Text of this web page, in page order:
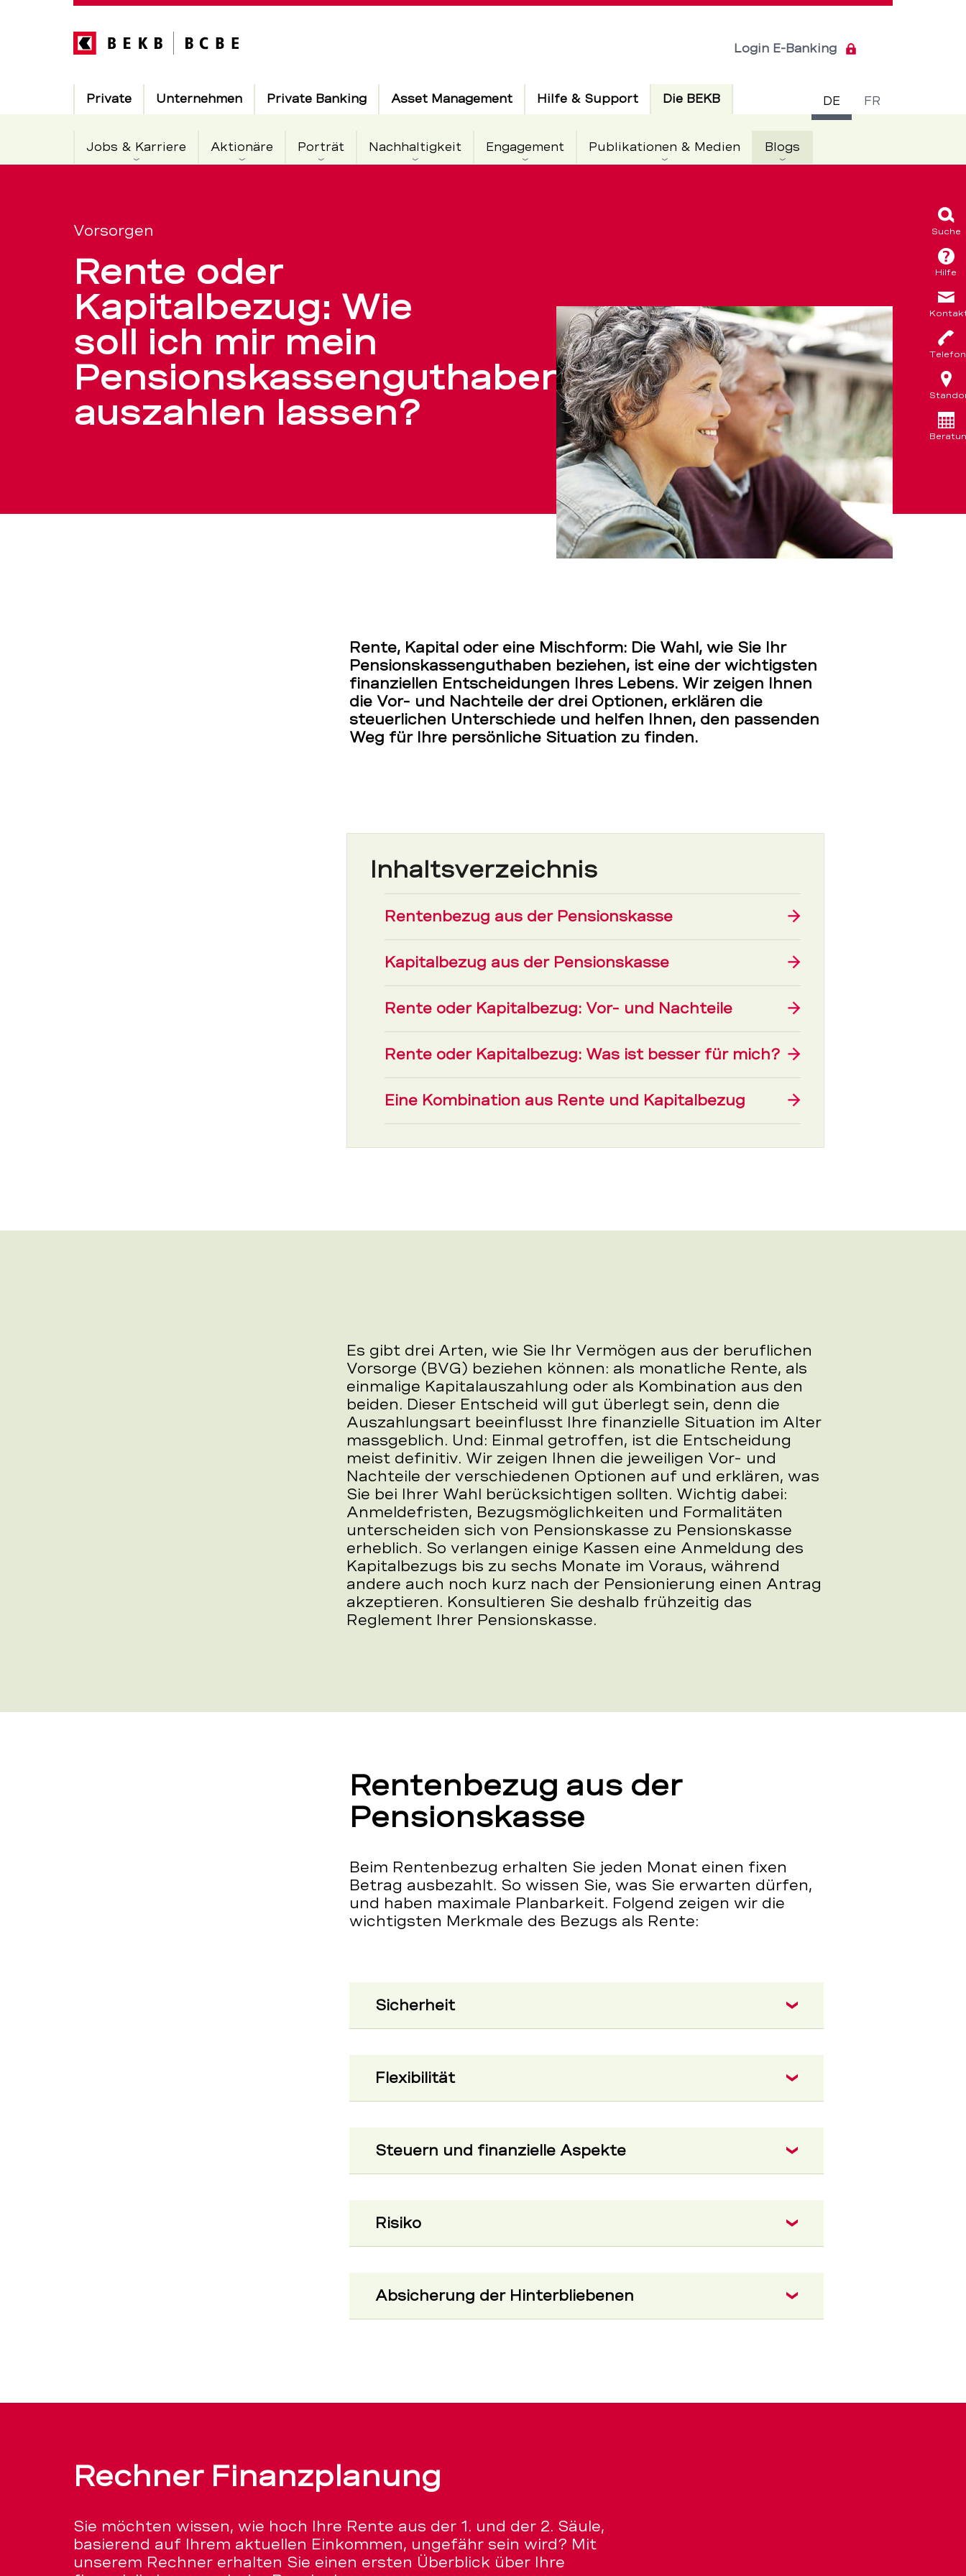
oder
Kapitalbezug:
Was
passt
mir?
DE FR
Login E-Banking
Hauptnavigation
Private Unternehmen Private Banking Asset Management Hilfe & Support Die BEKBAktiv
Jobs & Karriere Aktionäre Porträt Nachhaltigkeit Engagement Publikationen & Medien Blogs
Suche
Hilfe
Telefon
Vorsorgen
Rente oder
Kapitalbezug: Wie
soll ich mir mein
Pensionskassenguthaben
auszahlen lassen?
Rente, Kapital oder eine Mischform: Die Wahl, wie Sie Ihr
Pensionskassenguthaben beziehen, ist eine der wichtigsten
finanziellen Entscheidungen Ihres Lebens. Wir zeigen Ihnen
die Vor- und Nachteile der drei Optionen, erklären die
steuerlichen Unterschiede und helfen Ihnen, den passenden
Weg für Ihre persönliche Situation zu finden.
Inhaltsverzeichnis
Rentenbezug aus der Pensionskasse →
Kapitalbezug aus der Pensionskasse →
Rente oder Kapitalbezug: Vor- und Nachteile →
Rente oder Kapitalbezug: Was ist besser für mich? →
Eine Kombination aus Rente und Kapitalbezug →
Es gibt drei Arten, wie Sie Ihr Vermögen aus der beruflichen
Vorsorge (BVG) beziehen können: als monatliche Rente, als
einmalige Kapitalauszahlung oder als Kombination aus den
beiden. Dieser Entscheid will gut überlegt sein, denn die
Auszahlungsart beeinflusst Ihre finanzielle Situation im Alter
massgeblich. Und: Einmal getroffen, ist die Entscheidung
meist definitiv. Wir zeigen Ihnen die jeweiligen Vor- und
Nachteile der verschiedenen Optionen auf und erklären, was
Sie bei Ihrer Wahl berücksichtigen sollten. Wichtig dabei:
Anmeldefristen, Bezugsmöglichkeiten und Formalitäten
unterscheiden sich von Pensionskasse zu Pensionskasse
erheblich. So verlangen einige Kassen eine Anmeldung des
Kapitalbezugs bis zu sechs Monate im Voraus, während
andere auch noch kurz nach der Pensionierung einen Antrag
akzeptieren. Konsultieren Sie deshalb frühzeitig das
Reglement Ihrer Pensionskasse.
Rentenbezug aus der
Pensionskasse
Beim Rentenbezug erhalten Sie jeden Monat einen fixen
Betrag ausbezahlt. So wissen Sie, was Sie erwarten dürfen,
und haben maximale Planbarkeit. Folgend zeigen wir die
wichtigsten Merkmale des Bezugs als Rente:
Sicherheit
Flexibilität
Steuern und finanzielle Aspekte
Risiko
Absicherung der Hinterbliebenen
Rechner Finanzplanung
Sie möchten wissen, wie hoch Ihre Rente aus der 1. und der 2. Säule,
basierend auf Ihrem aktuellen Einkommen, ungefähr sein wird? Mit
unserem Rechner erhalten Sie einen ersten Überblick über Ihre